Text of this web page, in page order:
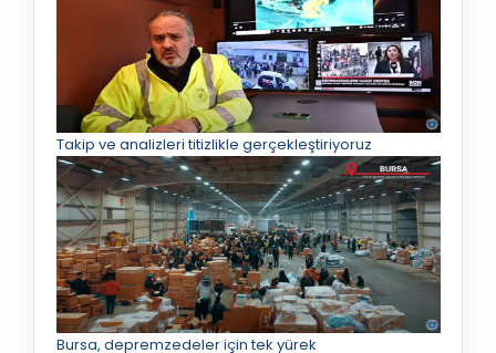
Takip ve analizleri titizlikle gerçekleştiriyoruz
Bursa, depremzedeler için tek yürek